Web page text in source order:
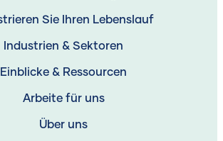
Sie Ihren Lebenslauf
Industrien & Sektoren
Einblicke & Ressourcen
Arbeite für uns
Über uns